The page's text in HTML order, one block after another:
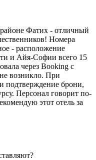
районе Фатих - отличный
Номера
- расположение
и Айя-Софии всего 15
через Booking с
возникло. При
подтверждение брони,
Персонал говорит по-
этот отель за